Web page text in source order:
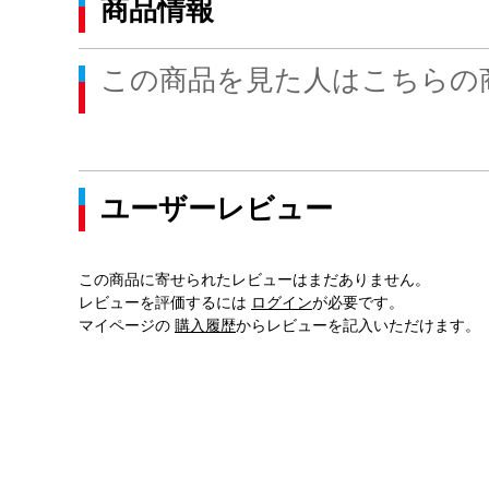
商品情報
この商品を見た人はこちら
ユーザーレビュー
この商品に寄せられたレビューはまだありません。
レビューを評価するには ログインが必要です。
マイページの 購入履歴からレビューを記入いただけます。